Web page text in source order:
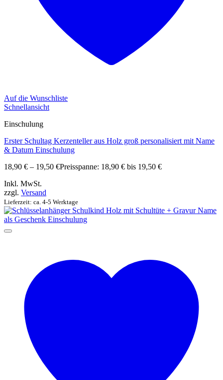
Auf die Wunschliste
Schnellansicht
Einschulung
Erster Schultag Kerzenteller aus Holz groß personalisiert mit Name
& Datum Einschulung
18,90 € – 19,50 €Preisspanne: 18,90 € bis 19,50 €
Inkl. MwSt.
zzgl. Versand
Lieferzeit: ca. 4-5 Werktage